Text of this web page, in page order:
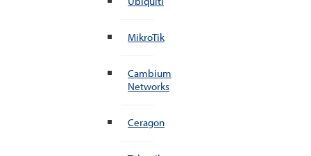
MikroTik
Cambium
Networks
Ceragon